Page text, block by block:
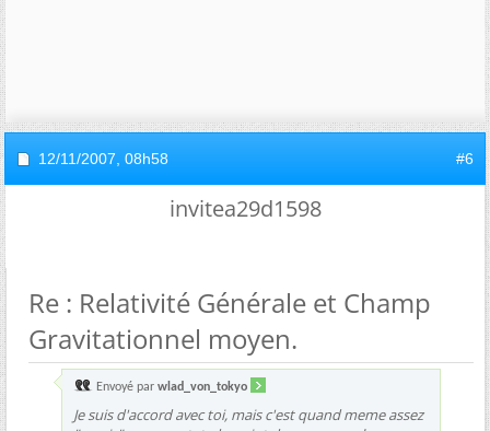
12/11/2007, 08h58 #6
invitea29d1598
Re : Relativité Générale et Champ
Gravitationnel moyen.
Envoyé par wlad_von_tokyo
Je suis d'accord avec toi, mais c'est quand meme assez